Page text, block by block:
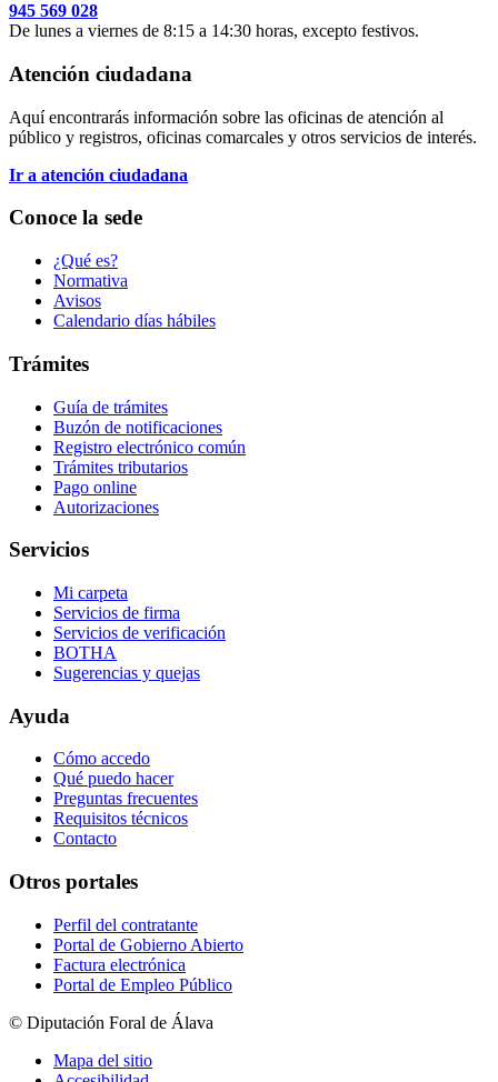
945 569 028
De lunes a viernes de 8:15 a 14:30 horas, excepto festivos.
Atención ciudadana
Aquí encontrarás información sobre las oficinas de atención al
público y registros, oficinas comarcales y otros servicios de interés.
Ir a atención ciudadana
Conoce la sede
¿Qué es?
Normativa
Avisos
Calendario días hábiles
Trámites
Guía de trámites
Buzón de notificaciones
Registro electrónico común
Trámites tributarios
Pago online
Autorizaciones
Servicios
Mi carpeta
Servicios de firma
Servicios de verificación
BOTHA
Sugerencias y quejas
Ayuda
Cómo accedo
Qué puedo hacer
Preguntas frecuentes
Requisitos técnicos
Contacto
Otros portales
Perfil del contratante
Portal de Gobierno Abierto
Factura electrónica
Portal de Empleo Público
© Diputación Foral de Álava
Mapa del sitio